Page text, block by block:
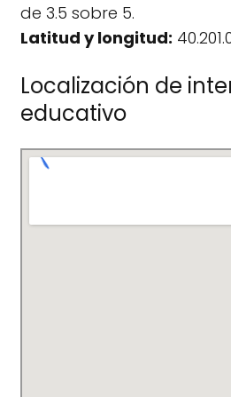
de 3.5 sobre 5.
Latitud y longitud:
Localización de
educativo